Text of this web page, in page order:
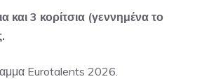
3 κορίτσια (γεννημένα το
Eurotalents 2026.